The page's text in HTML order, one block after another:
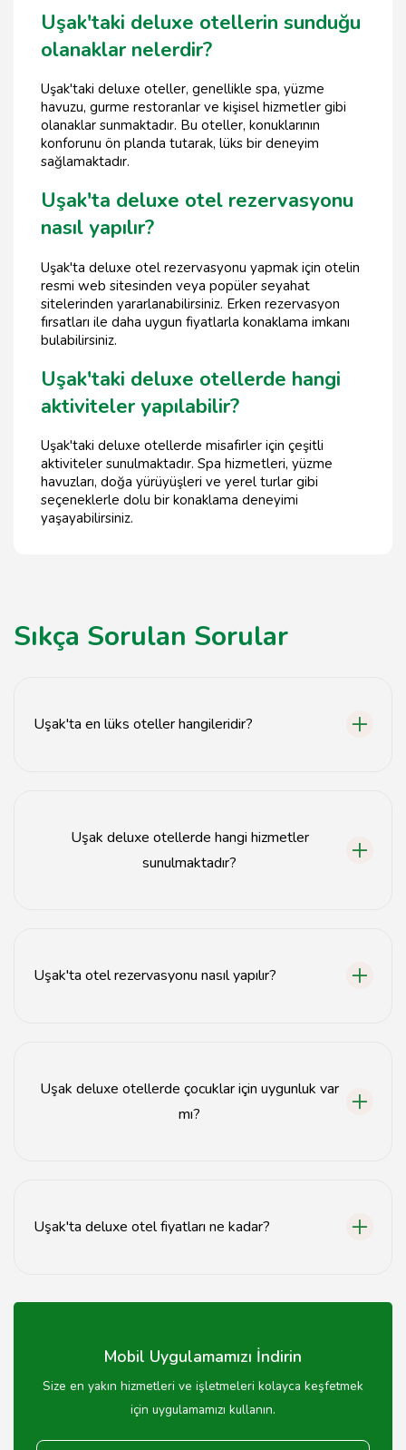
Uşak'taki deluxe otellerin sunduğu
olanaklar nelerdir?
Uşak'taki deluxe oteller, genellikle spa, yüzme
havuzu, gurme restoranlar ve kişisel hizmetler gibi
olanaklar sunmaktadır. Bu oteller, konuklarının
konforunu ön planda tutarak, lüks bir deneyim
sağlamaktadır.
Uşak'ta deluxe otel rezervasyonu
nasıl yapılır?
Uşak'ta deluxe otel rezervasyonu yapmak için otelin
resmi web sitesinden veya popüler seyahat
sitelerinden yararlanabilirsiniz. Erken rezervasyon
fırsatları ile daha uygun fiyatlarla konaklama imkanı
bulabilirsiniz.
Uşak'taki deluxe otellerde hangi
aktiviteler yapılabilir?
Uşak'taki deluxe otellerde misafirler için çeşitli
aktiviteler sunulmaktadır. Spa hizmetleri, yüzme
havuzları, doğa yürüyüşleri ve yerel turlar gibi
seçeneklerle dolu bir konaklama deneyimi
yaşayabilirsiniz.
Sıkça Sorulan Sorular
Uşak'ta en lüks oteller hangileridir?
Uşak deluxe otellerde hangi hizmetler
sunulmaktadır?
Uşak'ta otel rezervasyonu nasıl yapılır?
Uşak deluxe otellerde çocuklar için uygunluk var
mı?
Uşak'ta deluxe otel fiyatları ne kadar?
hizmetlere göre değişiklik göstermektedir.
Mobil Uygulamamızı İndirin
Size en yakın hizmetleri ve işletmeleri kolayca keşfetmek
için uygulamamızı kullanın.